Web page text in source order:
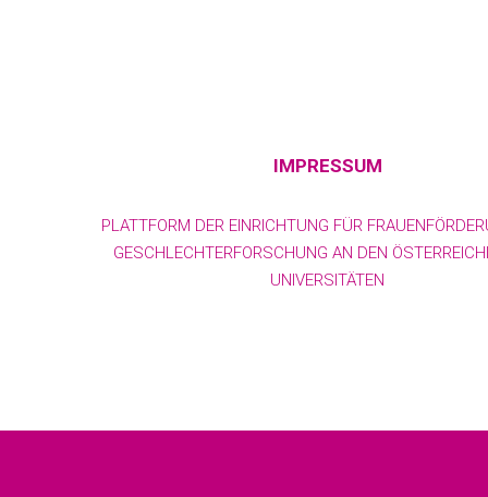
IMPRESSUM
PLATTFORM DER EINRICHTUNG FÜR
GESCHLECHTERFORSCHUNG AN DEN
UNIVERSITÄTEN